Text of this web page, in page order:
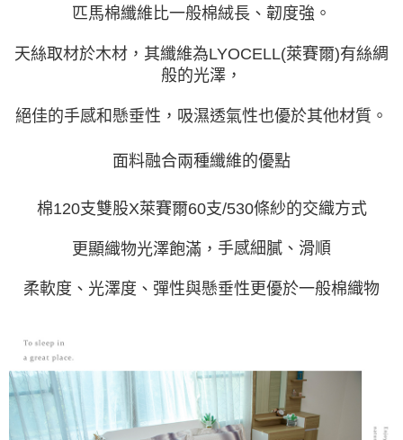
匹馬棉纖維比一般棉絨長、韌度強。
天絲取材於木材，其纖維為LYOCELL(萊賽爾)有絲綢
般的光澤，
絕佳的手感和懸垂性，吸濕透氣性也優於其他材質。
面料融合兩種纖維的優點
棉120支雙股X萊賽爾60支/530條紗的交織方式
更顯織物光澤飽滿， 手感細膩、滑順
柔軟度、光澤度、彈性與懸垂性更優於一般棉織物